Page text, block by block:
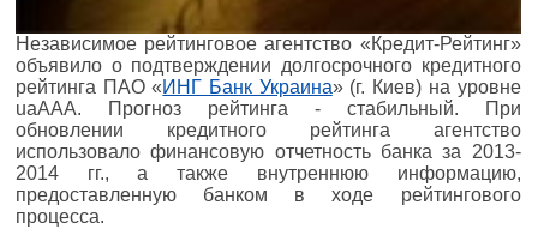
Независимое рейтинговое агентство «Кредит-Рейтинг»
объявило о подтверждении долгосрочного кредитного
рейтинга ПАО «ИНГ Банк Украина» (г. Киев) на уровне
uaААА. Прогноз рейтинга - стабильный. При
обновлении кредитного рейтинга агентство
использовало финансовую отчетность банка за 2013-
2014 гг., а также внутреннюю информацию,
предоставленную банком в ходе рейтингового
процесса.